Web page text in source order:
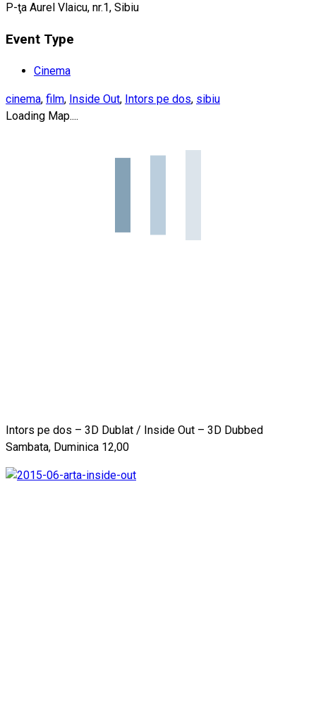
P-ţa Aurel Vlaicu, nr.1, Sibiu
Event Type
Cinema
cinema, film, Inside Out, Intors pe dos, sibiu
Loading Map....
Intors pe dos – 3D Dublat / Inside Out – 3D Dubbed
Sambata, Duminica 12,00